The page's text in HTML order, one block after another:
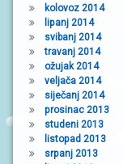
kolovoz 2014
lipanj 2014
svibanj 2014
travanj 2014
ožujak 2014
veljača 2014
siječanj 2014
prosinac 2013
studeni 2013
listopad 2013
srpanj 2013